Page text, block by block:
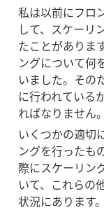
私は以前にフロ
して、スケーリ
たことがありま
ングについて何
いました。その
に行われている
ればなりません。
いくつかの適切
ングを行ったも
際にスケーリン
いて、これらの
状況にあります。